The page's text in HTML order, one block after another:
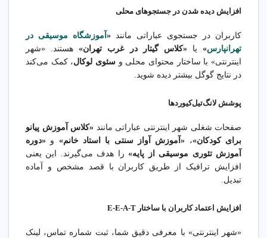
افزایش دیده شدن در جستجوهای محلی
کاربران در جستجوی عباراتی مانند « آموزشگاه موسیقی در
تهرانپارس» یا«کلاس گیتار در غرب تهران»هستند. «شهر
اینترنتی» با ساختار محتوای محلی و سئوی لوکال، کمک می‌کند
در نتایج گوگل بیشتر دیده شوید.
پوشش لانگ‌تیل‌کیوردها
صفحات شغلی شهر اینترنتی عباراتی مانند «کلاس آموزش پیانو
برای کودکان»، «آموزش آواز سنتی با استاد خانم» و «دوره
آموزش تئوری موسیقی از پایه»را هدف می‌گیرند. این یعنی
افزایش ترافیک از طریق کاربران با قصد مشخص و آماده
تبدیل.
افزایش اعتماد کاربران با ساختار E-E-A-T
«شهر اینترنتی» با معرفی دقیق شما، ثبت شماره تماس، لینک